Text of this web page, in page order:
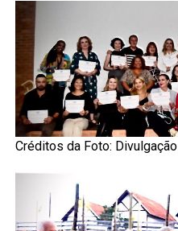
Créditos da Foto: Divulgação